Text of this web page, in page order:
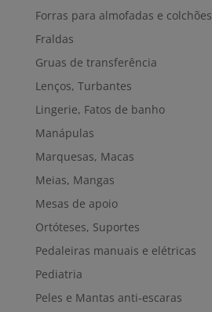
Forras para almofadas e colchões
Fraldas
Gruas de transferência
Lenços, Turbantes
Lingerie, Fatos de banho
Manápulas
Marquesas, Macas
Meias, Mangas
Mesas de apoio
Ortóteses, Suportes
Pedaleiras manuais e elétricas
Pediatria
Peles e Mantas anti-escaras